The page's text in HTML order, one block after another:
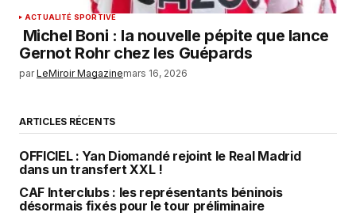
ACTUALITÉ SPORTIVE
Michel Boni : la nouvelle pépite que lance
Gernot Rohr chez les Guépards
par LeMiroir Magazinemars 16, 2026
ARTICLES RÉCENTS
OFFICIEL : Yan Diomandé rejoint le Real Madrid
dans un transfert XXL !
CAF Interclubs : les représentants béninois
désormais fixés pour le tour préliminaire